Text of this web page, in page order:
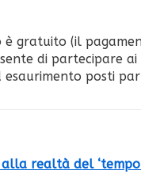
è gratuito (il
di partecipare
posti
realtà del